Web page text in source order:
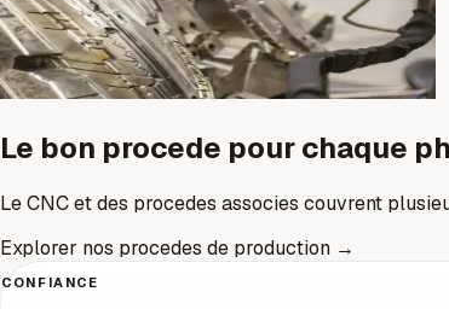
Le bon procede pour chaque
Le CNC et des procedes associes couvrent
Explorer nos procedes de production →
CONFIANCE